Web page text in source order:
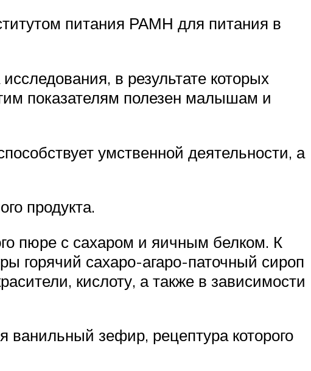
питания РАМН для питания в
в результате которых
показателям полезен малышам и
умственной деятельности, а
продукта.
пюре с сахаром и яичным белком. К
горячий сахаро-агаро-паточный сироп
кислоту, а также в зависимости
зефир, рецептура которого